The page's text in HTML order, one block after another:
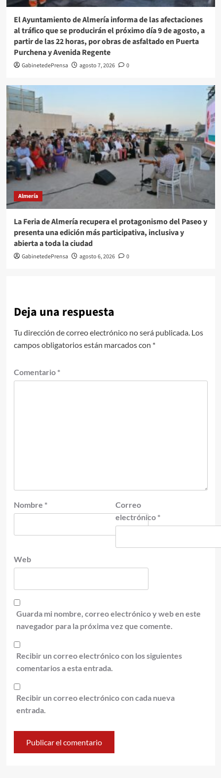
El Ayuntamiento de Almería informa de las afectaciones
al tráfico que se producirán el próximo día 9 de agosto, a
partir de las 22 horas, por obras de asfaltado en Puerta
Purchena y Avenida Regente
GabinetedePrensa agosto 7, 2026 0
Almería
La Feria de Almería recupera el protagonismo del Paseo y
presenta una edición más participativa, inclusiva y
abierta a toda la ciudad
GabinetedePrensa agosto 6, 2026 0
Deja una respuesta
Tu dirección de correo electrónico no será publicada. Los
campos obligatorios están marcados con *
Comentario *
Nombre *
Correo
electrónico *
Web
Guarda mi nombre, correo electrónico y web en este
navegador para la próxima vez que comente.
Recibir un correo electrónico con los siguientes
comentarios a esta entrada.
Recibir un correo electrónico con cada nueva
entrada.